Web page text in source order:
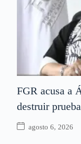
FGR acusa a
destruir
agosto 6, 2026